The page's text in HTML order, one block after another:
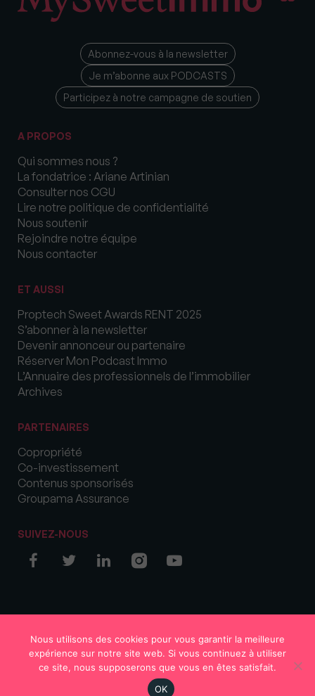
Abonnez-vous à la newsletter
Je m’abonne aux PODCASTS
Participez à notre campagne de soutien
A PROPOS
Qui sommes nous ?
La fondatrice : Ariane Artinian
Consulter nos CGU
Lire notre politique de confidentialité
Nous soutenir
Rejoindre notre équipe
Nous contacter
ET AUSSI
Proptech Sweet Awards RENT 2025
S’abonner à la newsletter
Devenir annonceur ou partenaire
Réserver Mon Podcast Immo
L’Annuaire des professionnels de l’immobilier
Archives
PARTENAIRES
Copropriété
Co-investissement
Contenus sponsorisés
Groupama Assurance
SUIVEZ-NOUS
Nous utilisons des cookies pour vous garantir la meilleure
expérience sur notre site web. Si vous continuez à utiliser
ce site, nous supposerons que vous en êtes satisfait.
OK